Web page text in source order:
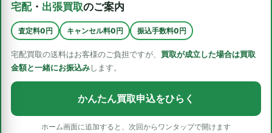
宅配・ 出張買取のご案内
査定料0円 キャンセル料0円 振込手数料0円
宅配買取の送料はお客様のご負担ですが、 買取が成立した場合は買取
金額と一緒にお振込みします。
かんたん買取申込をひらく
ホーム画面に追加すると、次回からワンタップで開けます